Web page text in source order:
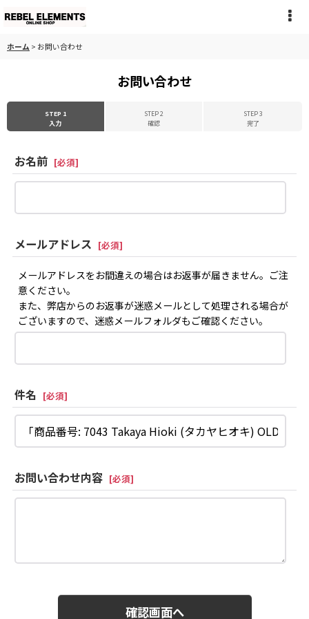
ホーム > お問い合わせ
お問い合わせ
STEP 1
入力
STEP 2
確認
STEP 3
完了
お名前 [必須]
メールアドレス [必須]
メールアドレスをお間違えの場合はお返事が届きません。ご注
意ください。
また、弊店からのお返事が迷惑メールとして処理される場合が
ございますので、迷惑メールフォルダもご確認ください。
件名 [必須]
お問い合わせ内容 [必須]
確認画面へ